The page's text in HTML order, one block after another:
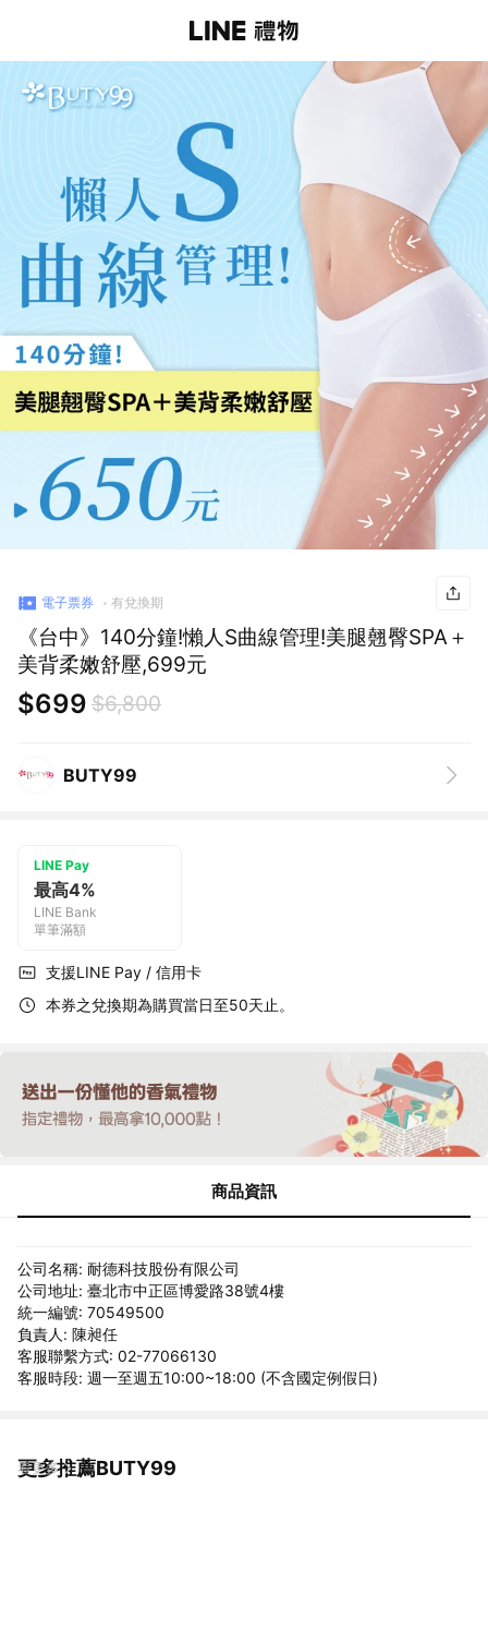
電子票券 有兌換期
《台中》140分鐘!懶人S曲線管理!美腿翹臀SPA＋
美背柔嫩舒壓,699元
$699 $6,800
BUTY99
LINE Pay
最高4%
LINE Bank
單筆滿額
支援LINE Pay / 信用卡
本券之兌換期為購買當日至50天止。
商品資訊
公司名稱: 耐德科技股份有限公司
公司地址: 臺北市中正區博愛路38號4樓
統一編號: 70549500
負責人: 陳昶任
客服聯繫方式: 02-77066130
客服時段: 週一至週五10:00~18:00 (不含國定例假日)
更多推薦BUTY99
看更多